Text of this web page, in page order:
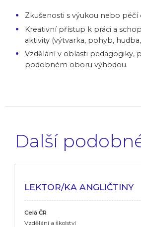
Zkušenosti s výukou nebo péčí
Kreativní přístup k práci a
aktivity (výtvarka, pohyb,
Vzdělání v oblasti pedagogiky,
podobném oboru výhodou.
Další
LEKTOR/KA ANGLIČTINY
Celá ČR
Vzdělání a školství